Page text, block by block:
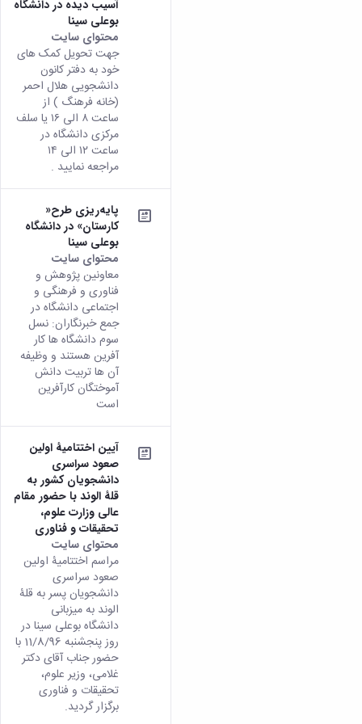
آسیب دیده در دانشگاه
بوعلی سینا
محتوای سایت
جهت تحویل کمک های
خود به دفتر کانون
دانشجویی هلال احمر
(خانه فرهنگ ) از
ساعت ۸ الی ۱۶ یا سلف
مرکزی دانشگاه در
ساعت ۱۲ الی ۱۴
مراجعه نمایید .
پایه‌ریزی طرح«
کارستان» در دانشگاه
بوعلی سینا
محتوای سایت
معاونین پژوهش و
فناوری و فرهنگی و
اجتماعی دانشگاه در
جمع خبرنگاران: نسل
سوم دانشگاه ‌ها کار
آفرین هستند و وظیفه
آن ها تربیت دانش
آموختگان کارآفرین
است
آیین اختتامیۀ اولین
صعود سراسری
دانشجویان کشور به
قلۀ الوند با حضور مقام
عالی وزارت علوم،
تحقیقات و فناوری
محتوای سایت
مراسم اختتامیۀ اولین
صعود سراسری
دانشجویان پسر به قلۀ
الوند به میزبانی
دانشگاه بوعلی سینا در
روز پنج­شنبه 11/8/96 با
حضور جناب آقای دکتر
غلامی، وزیر علوم،
تحقیقات و فناوری
برگزار گردید.